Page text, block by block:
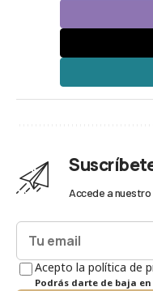
Accede a
Acepto la política de
Podrás darte de baja